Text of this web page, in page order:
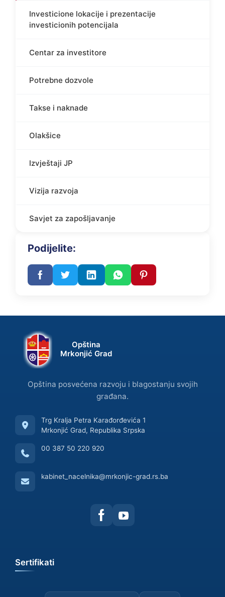
Investicione lokacije i prezentacije
investicionih potencijala
Centar za investitore
Potrebne dozvole
Takse i naknade
Olakšice
Izvještaji JP
Vizija razvoja
Savjet za zapošljavanje
Podijelite:
Opština
Mrkonjić Grad
Opština posvećena razvoju i blagostanju svojih
građana.
Trg Kralja Petra Karađorđevića 1
Mrkonjić Grad, Republika Srpska
00 387 50 220 920
kabinet_nacelnika@mrkonjic-grad.rs.ba
Sertifikati